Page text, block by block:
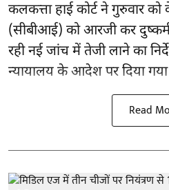
कलकत्ता हाई कोर्ट ने गुरुवार को
(सीबीआई) कोआरजी कर
रही नई जांच में तेजी लाने का
न्यायालय के आदेश पर दिया गया
Read